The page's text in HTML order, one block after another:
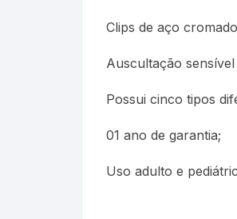
Clips de aço
Auscultação
Possui cinco tipos
01 ano de garantia;
Uso adulto e